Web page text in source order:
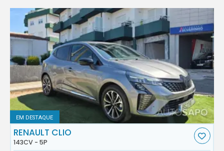
EM DESTAQUE
RENAULT CLIO
143CV - 5P